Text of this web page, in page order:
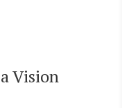
Vision